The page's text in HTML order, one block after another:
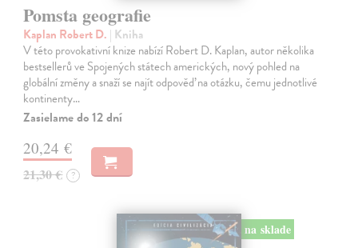
Pomsta geografie
Kaplan Robert D. | Kniha
V této provokativní knize nabízí Robert D. Kaplan, autor několika
bestsellerů ve Spojených státech amerických, nový pohled na
globální změny a snaží se najít odpověď na otázku, čemu jednotlivé
kontinenty…
Zasielame do 12 dní
20,24 €
21,30 € ?
na sklade